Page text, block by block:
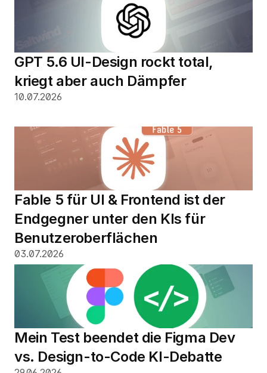
GPT 5.6 UI-Design rockt total,
kriegt aber auch Dämpfer
10.07.2026
Fable 5 für UI & Frontend ist der
Endgegner unter den KIs für
Benutzeroberflächen
03.07.2026
Mein Test beendet die Figma Dev
vs. Design-to-Code KI-Debatte